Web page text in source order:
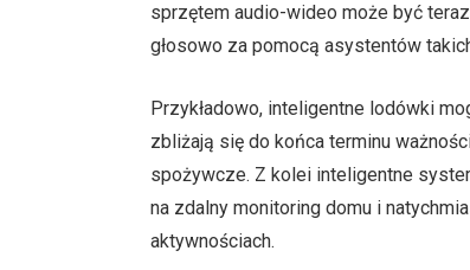
sprzętem audio-wideo może być
głosowo za pomocą asystentów
Przykładowo, inteligentne lodówki
zbliżają się do końca terminu
spożywcze. Z kolei inteligentne
na zdalny monitoring domu i
aktywnościach.